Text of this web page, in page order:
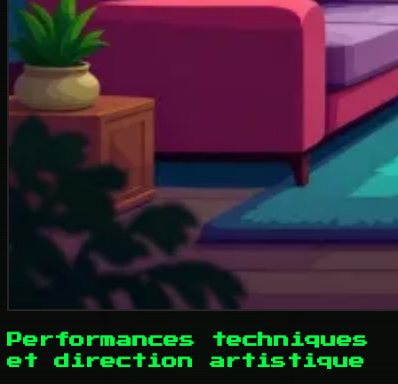
Performances techniques
et direction artistique